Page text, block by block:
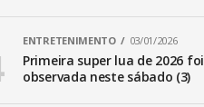
ENTRETENIMENTO 03/01/2026
Primeira super lua de 2026 foi
observada neste sábado (3)